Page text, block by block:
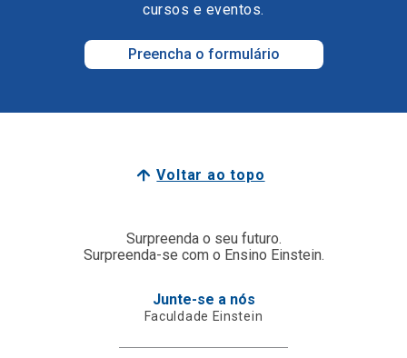
cursos e eventos.
Preencha o formulário
Voltar ao topo
Surpreenda o seu futuro.
Surpreenda-se com o Ensino Einstein.
Junte-se a nós
Faculdade Einstein